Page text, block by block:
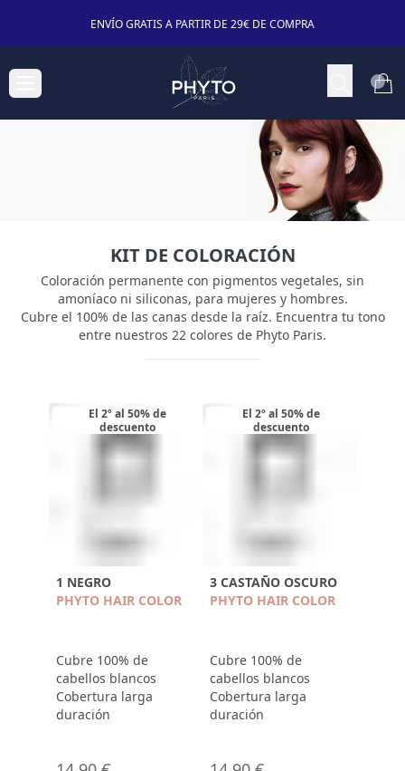
ENVÍO GRATIS A PARTIR DE 29€ DE COMPRA
KIT DE COLORACIÓN
Coloración permanente con pigmentos vegetales, sin
amoníaco ni siliconas, para mujeres y hombres.
Cubre el 100% de las canas desde la raíz. Encuentra tu tono
entre nuestros 22 colores de Phyto Paris.
El 2º al 50% de
descuento
1 NEGRO
PHYTO HAIR COLOR
Cubre 100% de
cabellos blancos
Cobertura larga
duración
El 2º al 50% de
descuento
3 CASTAÑO OSCURO
PHYTO HAIR COLOR
Cubre 100% de
cabellos blancos
Cobertura larga
duración